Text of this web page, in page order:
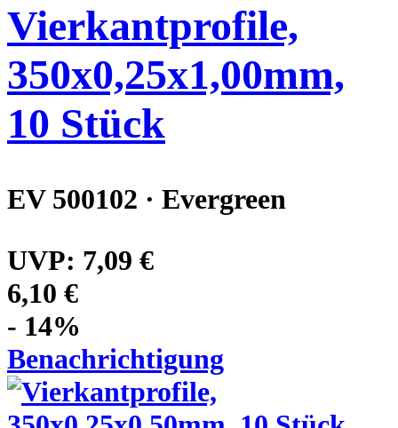
Vierkantprofile,
350x0,25x1,00mm,
10 Stück
EV 500102 · Evergreen
UVP: 7,09 €
6,10 €
- 14%
Benachrichtigung